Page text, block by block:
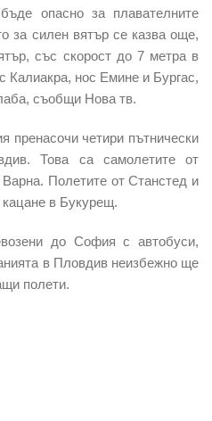
опасно за плавателните
за силен вятър се казва още,
със скорост до 7 метра в
Калиакра, нос Емине и Бургас,
съобщи Нова тв.
пренасочи четири пътнически
Това са самолетите от
Полетите от Станстед и
в Букурещ.
до София с автобуси,
в Пловдив неизбежно ще
полети.